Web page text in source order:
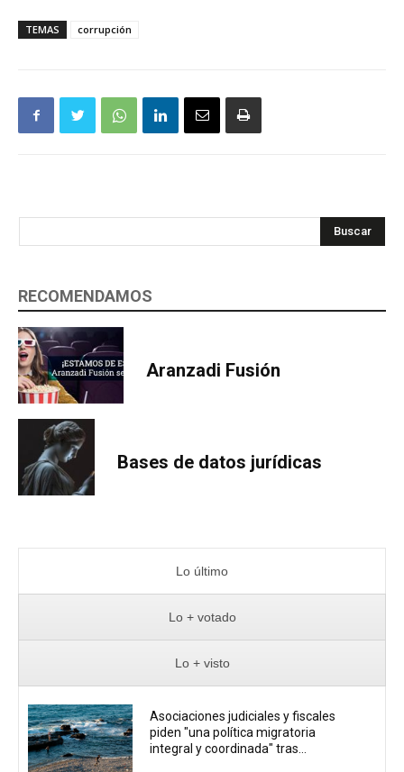
TEMAS corrupción
Buscar
RECOMENDAMOS
Aranzadi Fusión
Bases de datos jurídicas
Lo último
Lo + votado
Lo + visto
Asociaciones judiciales y fiscales
piden "una política migratoria
integral y coordinada" tras...